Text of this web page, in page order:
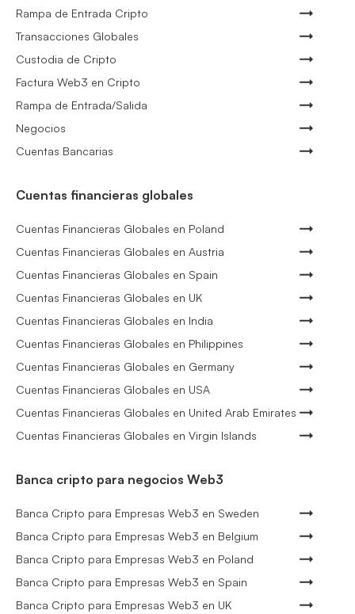
Rampa de Entrada Cripto
Transacciones Globales
Custodia de Cripto
Factura Web3 en Cripto
Rampa de Entrada/Salida
Negocios
Cuentas Bancarias
Cuentas financieras globales
Cuentas Financieras Globales en Poland
Cuentas Financieras Globales en Austria
Cuentas Financieras Globales en Spain
Cuentas Financieras Globales en UK
Cuentas Financieras Globales en India
Cuentas Financieras Globales en Philippines
Cuentas Financieras Globales en Germany
Cuentas Financieras Globales en USA
Cuentas Financieras Globales en United Arab Emirates
Cuentas Financieras Globales en Virgin Islands
Banca cripto para negocios Web3
Banca Cripto para Empresas Web3 en Sweden
Banca Cripto para Empresas Web3 en Belgium
Banca Cripto para Empresas Web3 en Poland
Banca Cripto para Empresas Web3 en Spain
Banca Cripto para Empresas Web3 en UK